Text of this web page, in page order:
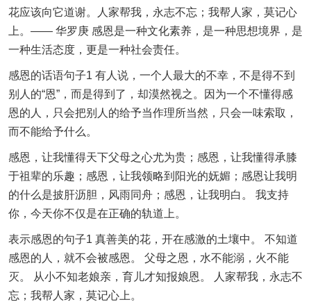
花应该向它道谢。人家帮我，永志不忘；我帮人家，莫记心
上。—— 华罗庚 感恩是一种文化素养，是一种思想境界，是
一种生活态度，更是一种社会责任。
感恩的话语句子1 有人说，一个人最大的不幸，不是得不到
别人的“恩”，而是得到了，却漠然视之。因为一个不懂得感
恩的人，只会把别人的给予当作理所当然，只会一味索取，
而不能给予什么。
感恩，让我懂得天下父母之心尤为贵；感恩，让我懂得承膝
于祖辈的乐趣；感恩，让我领略到阳光的妩媚；感恩让我明
的什么是披肝沥胆，风雨同舟；感恩，让我明白。 我支持
你，今天你不仅是在正确的轨道上。
表示感恩的句子1 真善美的花，开在感激的土壤中。 不知道
感恩的人，就不会被感恩。 父母之恩，水不能溺，火不能
灭。 从小不知老娘亲，育儿才知报娘恩。 人家帮我，永志不
忘；我帮人家，莫记心上。